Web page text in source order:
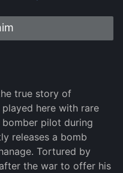
true story of
here with rare
pilot during
releases a bomb
Tortured by
the war to offer his